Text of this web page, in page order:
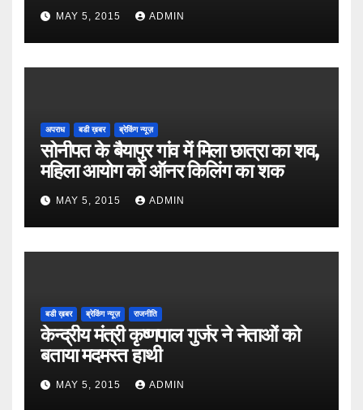
MAY 5, 2015 ADMIN
अपराध बडी ख़बर ब्रेकिंग न्यूज़
सोनीपत के बैयापुर गांव में मिला छात्रा का शव,
महिला आयोग को ऑनर किलिंग का शक
MAY 5, 2015 ADMIN
बडी ख़बर ब्रेकिंग न्यूज़ राजनीति
केन्द्रीय मंत्री कृष्णपाल गुर्जर ने नेताओं को
बताया मदमस्त हाथी
MAY 5, 2015 ADMIN